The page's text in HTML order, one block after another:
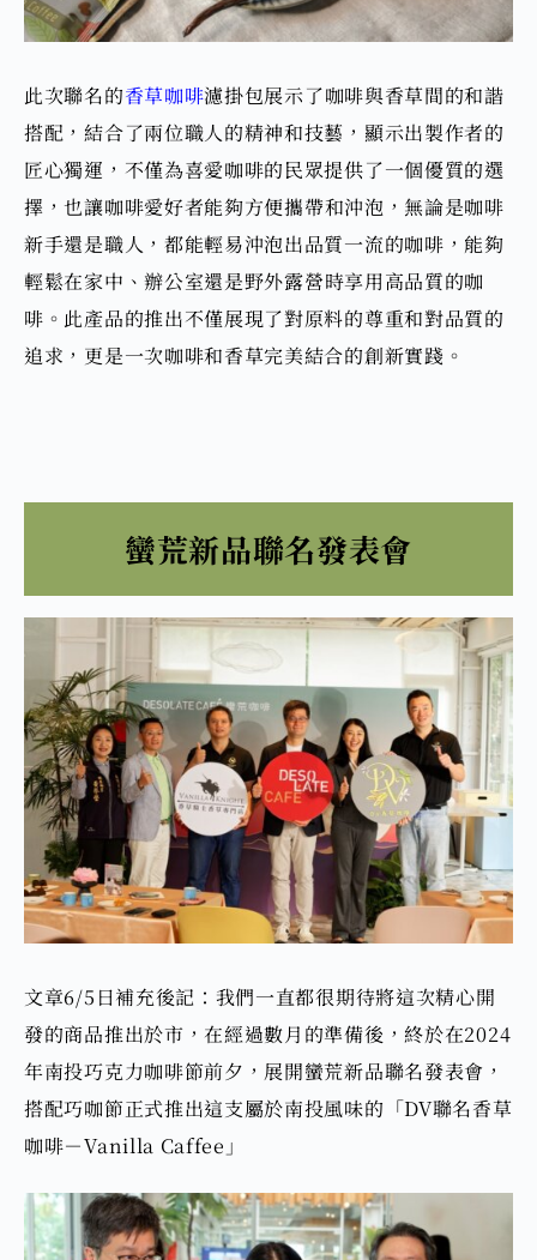
此次聯名的香草咖啡濾掛包展示了咖啡與香草間的和諧
搭配，結合了兩位職人的精神和技藝，顯示出製作者的
匠心獨運，不僅為喜愛咖啡的民眾提供了一個優質的選
擇，也讓咖啡愛好者能夠方便攜帶和沖泡，無論是咖啡
新手還是職人，都能輕易沖泡出品質一流的咖啡， 能夠
輕鬆在家中、辦公室還是野外露營時享用高品質的咖
啡。此產品的推出不僅展現了對原料的尊重和對品質的
追求，更是一次咖啡和香草完美結合的創新實踐。
蠻荒新品聯名發表會
文章6/5日補充後記：我們一直都很期待將這次精心開
發的商品推出於市，在經過數月的準備後，終於在2024
年南投巧克力咖啡節前夕，展開蠻荒新品聯名發表會，
搭配巧咖節正式推出這支屬於南投風味的 「DV聯名香草
咖啡－Vanilla Caffee」